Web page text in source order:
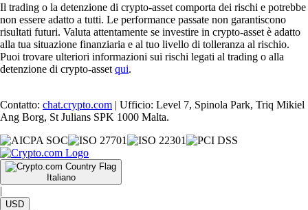
Il trading o la detenzione di crypto-asset comporta dei rischi e potrebbe
non essere adatto a tutti. Le performance passate non garantiscono
risultati futuri. Valuta attentamente se investire in crypto-asset è adatto
alla tua situazione finanziaria e al tuo livello di tolleranza al rischio.
Puoi trovare ulteriori informazioni sui rischi legati al trading o alla
detenzione di crypto-asset qui.
Contatto: chat.crypto.com | Ufficio: Level 7, Spinola Park, Triq Mikiel
Ang Borg, St Julians SPK 1000 Malta.
Italiano
|
USD